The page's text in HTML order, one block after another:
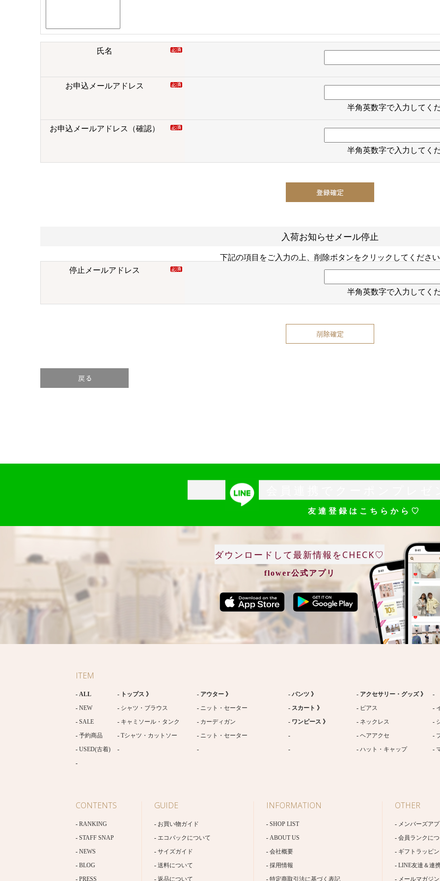
氏名
お申込メールアドレス
半角英数字で入力してく
お申込メールアドレス（確認）
半角英数字で入力してく
入荷お知らせメール停止
下記の項目をご入力の上、削除ボタンをクリックしてください
停止メールアドレス
半角英数字で入力してく
友達登録はこちらから♡
ダウンロードして最新情報をCHECK♡
flower公式アプリ
ITEM
ALL トップス 》 アウター 》 パンツ 》
アクセサリー・グッズ 》
NEW
シャツ・ブラウス ニット・セーター スカート 》 ピアス
SALE
キャミソール・タンク カーディガン ワンピース 》 ネックレス
予約商品
Tシャツ・カットソー ニット・セーター ヘアアクセ
USED(古着)
ハット・キャップ
CONTENTS
RANKING
STAFF SNAP
NEWS
BLOG
PRESS
GUIDE
お買い物ガイド
エコバックについて
サイズガイド
送料について
返品について
INFORMATION
SHOP LIST
ABOUT US
会社概要
採用情報
特定商取引法に基づく表記
OTHER
メンバーズア
会員ランクに
ギフトラッピ
LINE友達＆連
メールマガジン